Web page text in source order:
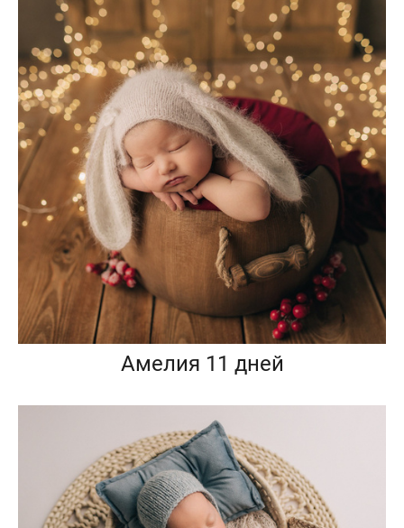
Амелия 11 дней